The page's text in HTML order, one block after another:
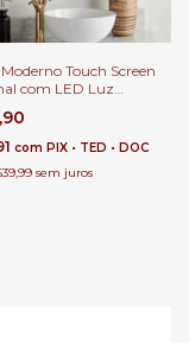
Touch Screen
com LED Luz
Banheiro,
Salão de Beleza e
com PIX • TED • DOC
sem juros